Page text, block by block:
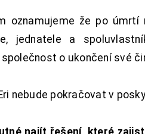
oznamujeme že po úmrtí
jednatele a
společnost o ukončení své
nebude pokračovat v
najít řešení, které